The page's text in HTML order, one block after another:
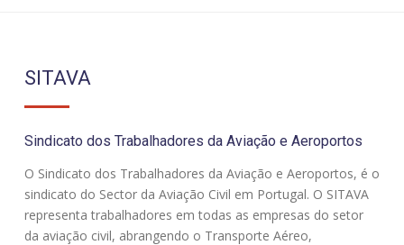
SITAVA
Sindicato dos Trabalhadores da Aviação e Aeroportos
O Sindicato dos Trabalhadores da Aviação e Aeroportos, é o
sindicato do Sector da Aviação Civil em Portugal. O SITAVA
representa trabalhadores em todas as empresas do setor
da aviação civil, abrangendo o Transporte Aéreo,